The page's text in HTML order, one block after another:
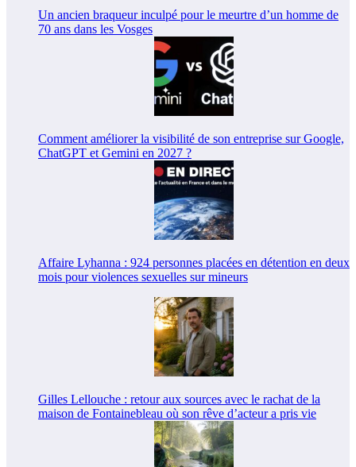
Un ancien braqueur inculpé pour le meurtre d’un homme de
70 ans dans les Vosges
Comment améliorer la visibilité de son entreprise sur Google,
ChatGPT et Gemini en 2027 ?
Affaire Lyhanna : 924 personnes placées en détention en deux
mois pour violences sexuelles sur mineurs
Gilles Lellouche : retour aux sources avec le rachat de la
maison de Fontainebleau où son rêve d’acteur a pris vie